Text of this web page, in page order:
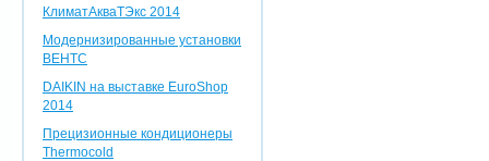
КлиматАкваТЭкс 2014
Модернизированные установки
ВЕНТС
DAIKIN на выставке EuroShop
2014
Прецизионные кондиционеры
Thermocold